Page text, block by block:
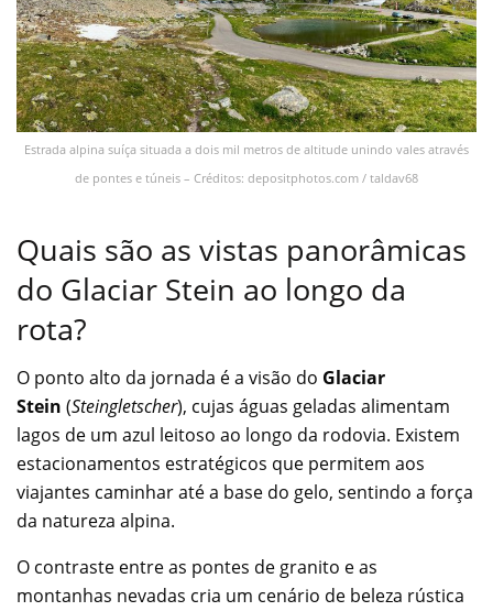
Estrada alpina suíça situada a dois mil metros de altitude unindo vales através
de pontes e túneis – Créditos: depositphotos.com / taldav68
Quais são as vistas panorâmicas
do Glaciar Stein ao longo da
rota?
O ponto alto da jornada é a visão do Glaciar
Stein (Steingletscher), cujas águas geladas alimentam
lagos de um azul leitoso ao longo da rodovia. Existem
estacionamentos estratégicos que permitem aos
viajantes caminhar até a base do gelo, sentindo a força
da natureza alpina.
O contraste entre as pontes de granito e as
montanhas nevadas cria um cenário de beleza rústica